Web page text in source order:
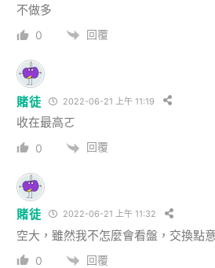
不做多
0 回覆
賭徒 2022-06-21 上午 11:19
收在最高ㄛ
0 回覆
賭徒 2022-06-21 上午 11:32
空大，雖然我不怎麼會看盤，交換點
0 回覆